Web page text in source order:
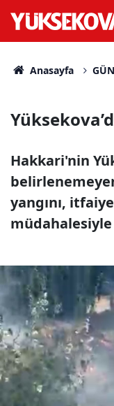
Anasayfa
Hakkari'nin
yangını,